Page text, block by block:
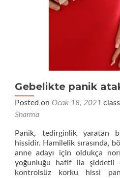
Gebelikte panik
Posted on Ocak 18, 2021
Sharma
Panik, tedirginlik yaratan
hissidir. Hamilelik sırasında,
anne adayı için oldukça
yoğunluğu hafif ila şiddetli
kontrolsüz korku hissi